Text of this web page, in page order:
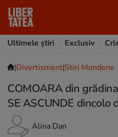
Ultimele știri
Exclusiv
|Divertisment|Stiri Mondene
COMOARA din
SE ASCUNDE dincolo
Alina Dan